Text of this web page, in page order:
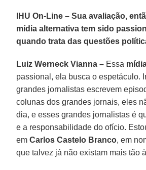
IHU On-Line – Sua avaliação,
mídia alternativa tem sido
quando trata das questões
Luiz Werneck Vianna – Essa
passional, ela busca o espetáculo.
grandes jornalistas escrevem
colunas dos grandes jornais, eles
dia, e esses grandes jornalistas é
e a responsabilidade do ofício.
emCarlos Castelo Branco, em
que talvez já não existam mais tão